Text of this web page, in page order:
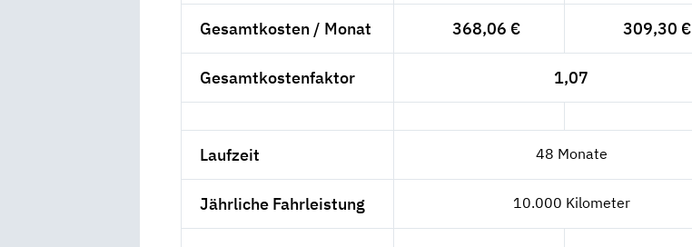
Gesamtkosten / Monat 368,06 € 309,30 €
Gesamtkostenfaktor 1,07
Laufzeit 48 Monate
Jährliche Fahrleistung 10.000 Kilometer